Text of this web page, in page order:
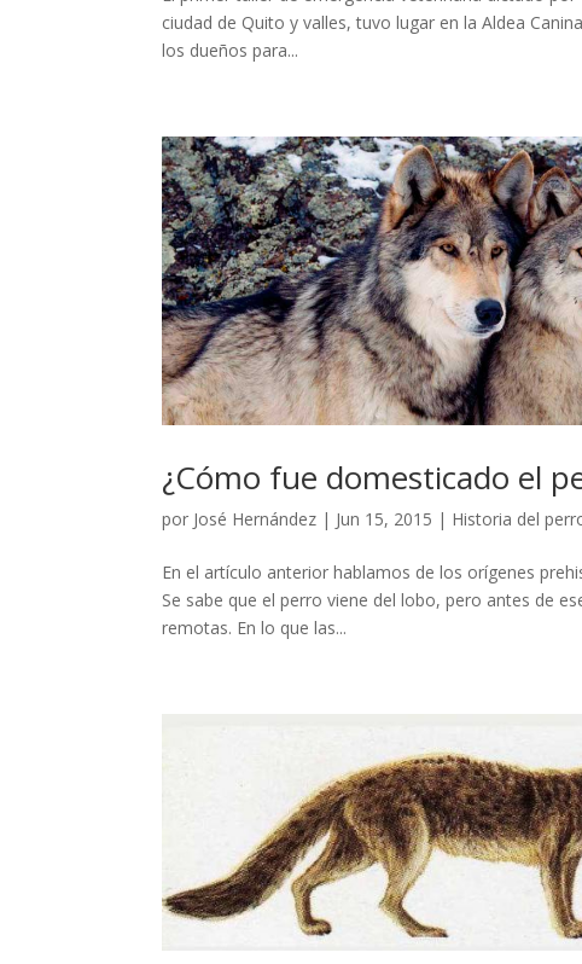
ciudad de Quito y valles, tuvo lugar en la Aldea
los dueños para...
¿Cómo fue domesticado el
por José Hernández | Jun 15, 2015 | Historia del
En el artículo anterior hablamos de los orígenes
Se sabe que el perro viene del lobo, pero antes de
remotas. En lo que las...